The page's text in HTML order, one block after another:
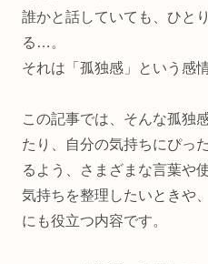
誰かと話していても、ひと
る…。
それは「孤独感」という感
この記事では、そんな孤独
たり、自分の気持ちにぴっ
るよう、さまざまな言葉や
気持ちを整理したいときや
にも役立つ内容です。